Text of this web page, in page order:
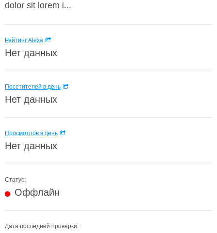
dolor sit lorem i...
Рейтинг Alexa
Нет данных
Посетителей в день
Нет данных
Просмотров в день
Нет данных
Статус:
Оффлайн
Дата последней проверки: